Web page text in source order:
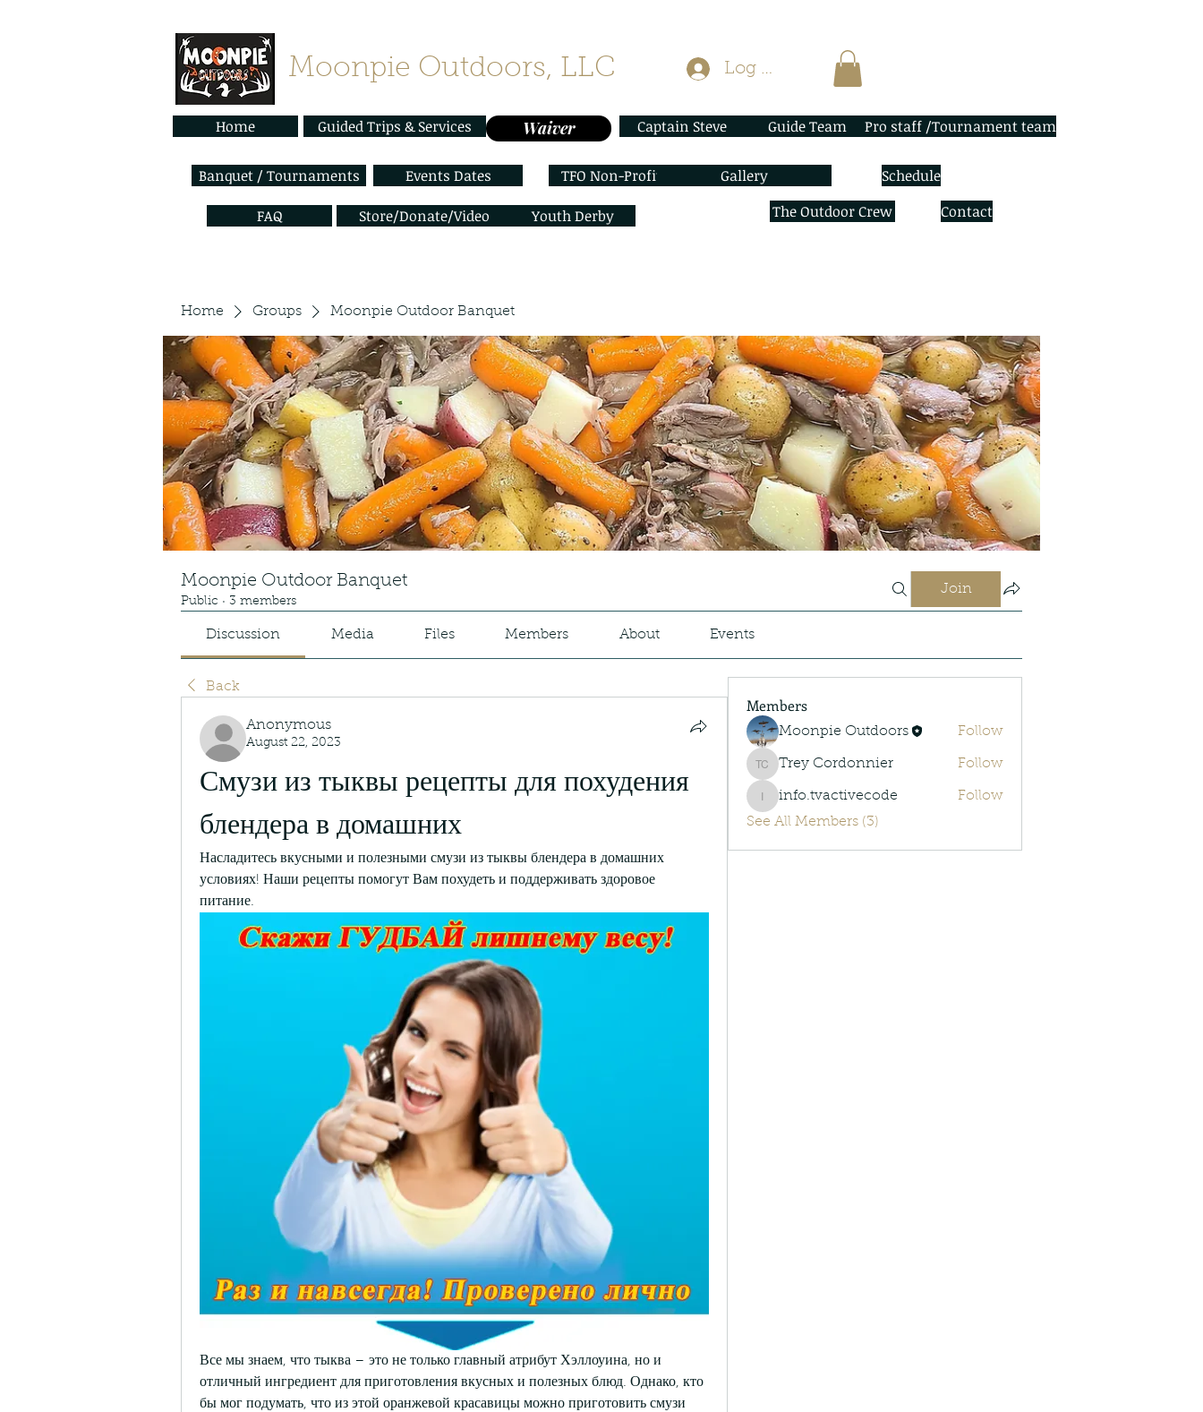
Moonpie Outdoors, LLC
Home Guided Trips & Services Waiver
Log In
Captain Steve Guide Team Pro staff /Tournament team
Banquet / Tournaments Events Dates TFO Non-Profit Gallery Schedule
FAQ Store/Donate/Video Youth Derby The Outdoor Crew Contact
Home Groups Moonpie Outdoor Banquet
Moonpie Outdoor Banquet
Public · 3 members
Join
Discussion Media Files Members About Events
Back
Anonymous
August 22, 2023
Смузи из тыквы рецепты для похудения
блендера в домашних
Насладитесь вкусными и полезными смузи из тыквы блендера в домашних
условиях! Наши рецепты помогут Вам похудеть и поддерживать здоровое
питание.
Все мы знаем, что тыква – это не только главный атрибут Хэллоуина, но и
отличный ингредиент для приготовления вкусных и полезных блюд. Однако, кто
бы мог подумать, что из этой оранжевой красавицы можно приготовить смузи
Members
Moonpie Outdoors Follow
Trey Cordonnier
Trey Cordonnier Follow
info.tvactivecode
info.tvactivecode
Follow
See All Members (3)